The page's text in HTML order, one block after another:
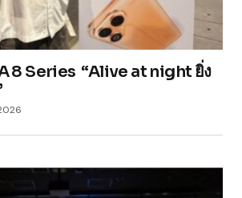
the next time I comment.
8 Series “Alive at night ยิ่ง